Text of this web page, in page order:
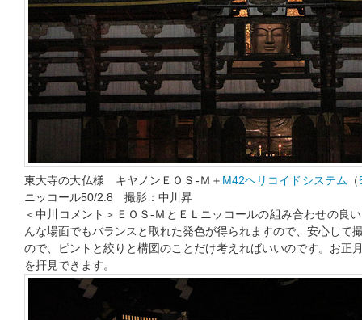
東大寺の大仏様 キヤノンＥＯＳ-Ｍ＋ M42ヘリコイドシステム （
ニッコール50/2.8 撮影：中川昇
＜中川コメント＞ＥＯＳ-ＭとＥＬニッコールの組み合わせの良
んな場面でもバランスと取れた発色が得られますので、安心して
ので、ピントと絞りと構図のことだけ考えればいいのです。お正
を拝見できます。